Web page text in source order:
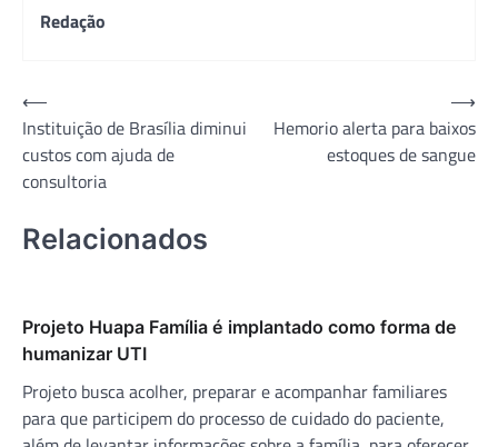
Redação
Navegação
de
Post
⟵
Instituição de Brasília diminui
custos com ajuda de
consultoria
Hemorio alerta para baixos
estoques de sangue
⟶
Relacionados
Projeto Huapa Família é implantado como forma de
humanizar UTI
Projeto busca acolher, preparar e acompanhar familiares
para que participem do processo de cuidado do paciente,